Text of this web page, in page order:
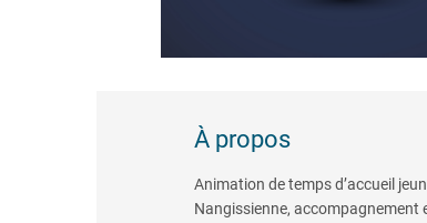
À propos
Animation de temps d’accueil
Nangissienne, accompagnement